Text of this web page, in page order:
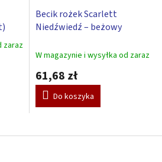
zaraz
Becik rożek Scarlett
Niedźwiedź – beżowy
W magazynie i wysyłka od zaraz
61,68 zł
Do koszyka